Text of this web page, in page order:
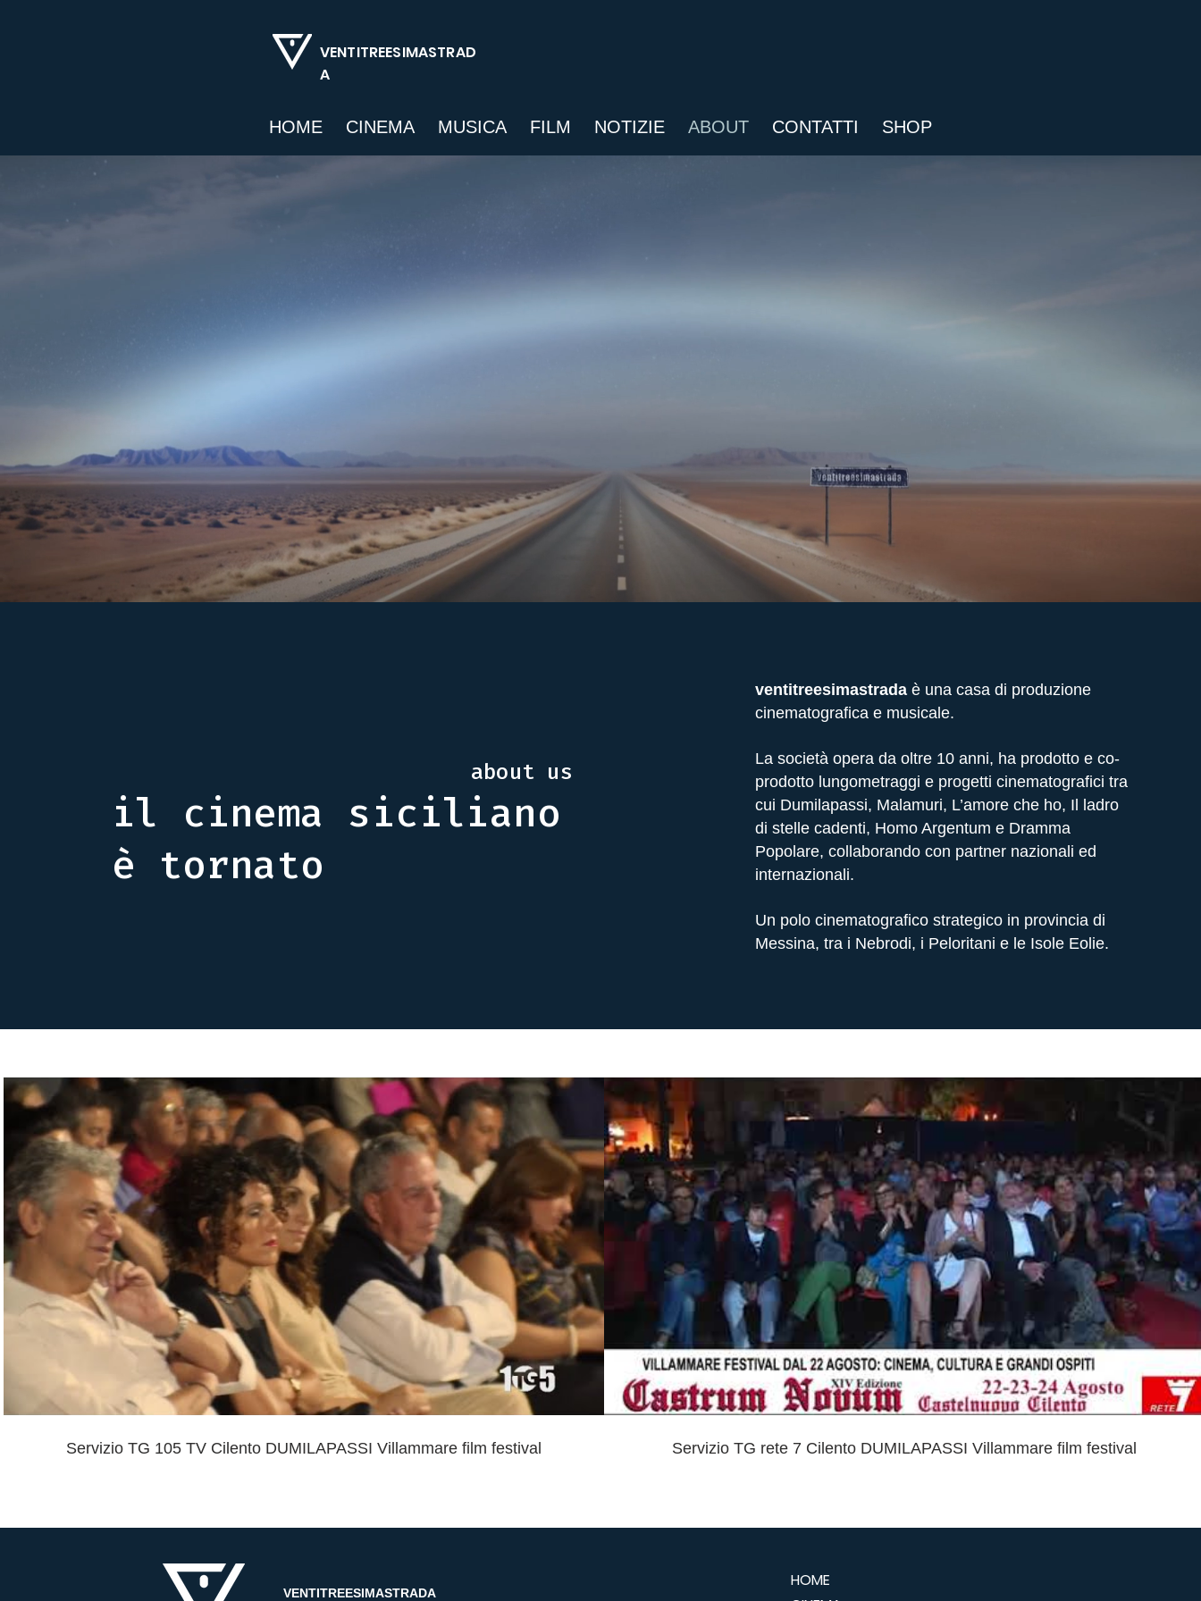
VENTITREESIMASTRAD
A
HOME CINEMA MUSICA FILM NOTIZIE ABOUT CONTATTI SHOP
about us
il cinema siciliano
è tornato
ventitreesimastradaè una casa di produzione
cinematografica e musicale.
La società opera da oltre 10 anni, ha prodotto e co-
prodotto lungometraggi e progetti cinematografici tra
cui Dumilapassi, Malamuri, L’amore che ho, Il ladro
di stelle cadenti, Homo Argentum e Dramma
Popolare, collaborando con partner nazionali ed
internazionali.
Un polo cinematografico strategico in provincia di
Messina, tra i Nebrodi, i Peloritani e le Isole Eolie.
Riproduci Video
Servizio TG 105 TV Cilento DUMILAPASSI Villammare film festival
Riproduci Video
Servizio TG rete 7 Cilento DUMILAPASSI Villammare film festival
VENTITREESIMASTRADA
HOME